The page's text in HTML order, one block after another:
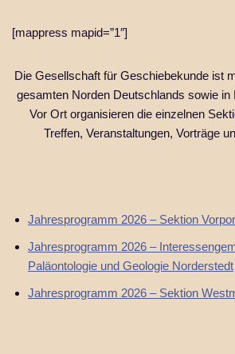
[mappress mapid=”1″]
Die Gesellschaft für Geschiebekunde ist
gesamten Norden Deutschlands sowie in
Vor Ort organisieren die einzelnen
Treffen, Veranstaltungen, Vorträge
Jahresprogramm 2026 – Sektion
Jahresprogramm 2026 –
Paläontologie und Geologie Norderstedt
Jahresprogramm 2026 – Sektion